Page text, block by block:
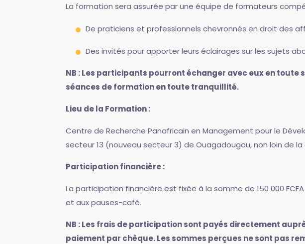
La formation sera assurée par une équipe de formateurs
De praticiens et professionnels chevronnés en droit des
Des invités pour apporter leurs éclairages sur les sujets
NB : Les participants pourront échanger avec eux en
séances de formation en toute tranquillité.
Lieu de la Formation :
Centre de Recherche Panafricain en Management pour le
secteur 13 (nouveau secteur 3) de Ouagadougou, non loin de la
Participation financière :
La participation financière est fixée à la somme de 150 000
et aux pauses-café.
NB : Les frais de participation sont payés directement
paiement par chèque. Les sommes perçues ne sont pas